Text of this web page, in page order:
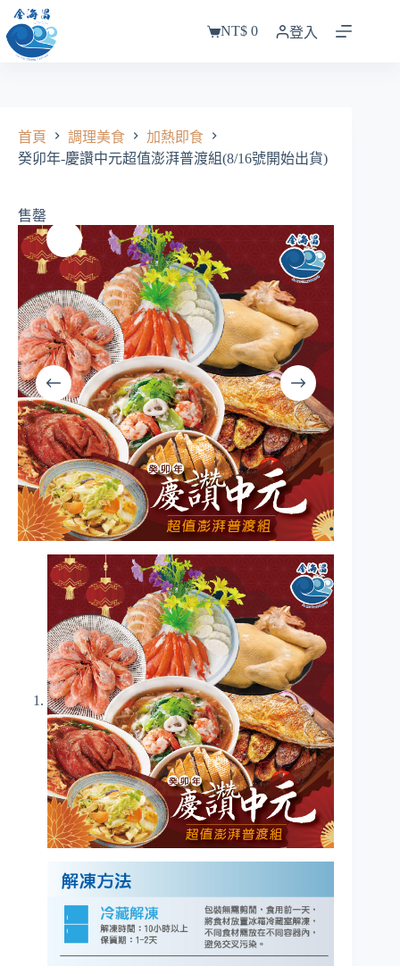
至
主
購
NT$ 0 登入
首頁 調理美食
加熱即食
癸卯年-慶讚中元超值澎湃普渡組(8/16號開始出貨)
售罄